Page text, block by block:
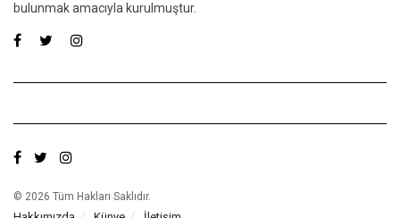
bulunmak amacıyla kurulmuştur.
© 2026 Tüm Hakları Saklıdır.